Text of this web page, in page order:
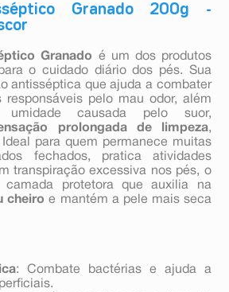
Granado 200g -
Granado
é um dos produtos
o cuidado diário dos pés. Sua
antisséptica que ajuda a combater
responsáveis pelo mau odor, além
causada pelo suor,
prolongada de limpeza,
para quem permanece muitas
fechados, pratica atividades
transpiração excessiva nos pés, o
protetora que auxilia na
cheiro e mantém a pele mais seca
: Combate bactérias e ajuda a